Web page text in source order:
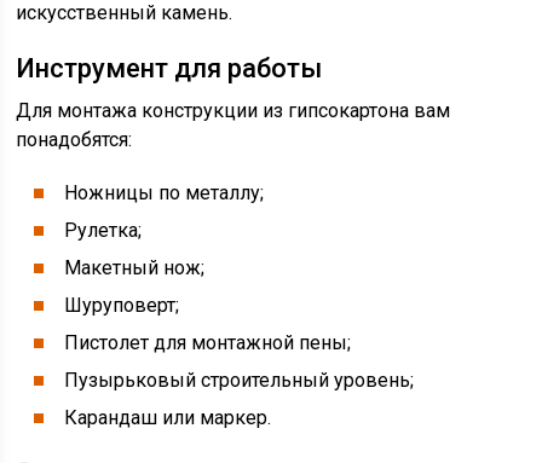
искусственный камень.
Инструмент для работы
Для монтажа конструкции из гипсокартона вам
понадобятся:
Ножницы по металлу;
Рулетка;
Макетный нож;
Шуруповерт;
Пистолет для монтажной пены;
Пузырьковый строительный уровень;
Карандаш или маркер.